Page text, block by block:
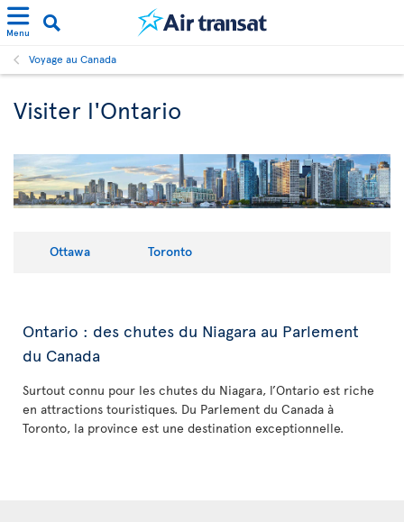
Menu
Voyage au Canada
Visiter l'Ontario
Ottawa Toronto
Ontario : des chutes du Niagara au Parlement
du Canada
Surtout connu pour les chutes du Niagara, l’Ontario est riche
en attractions touristiques. Du Parlement du Canada à
Toronto, la province est une destination exceptionnelle.